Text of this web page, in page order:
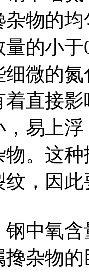
物的
量的小
细微的
直接
易上
物。这
，因
中氧
搀杂物